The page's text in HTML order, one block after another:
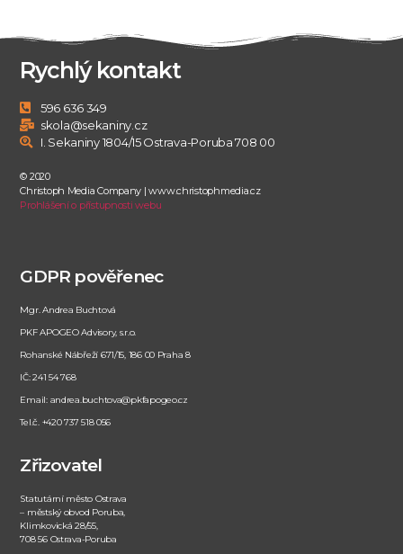
Rychlý kontakt
596 636 349
skola@sekaniny.cz
I. Sekaniny 1804/15 Ostrava-Poruba 708 00
© 2020
Christoph Media Company | www.christophmedia.cz
Prohlášení o přístupnosti webu
GDPR pověřenec
Mgr. Andrea Buchtová
PKF APOGEO Advisory, s.r.o.
Rohanské Nábřeží 671/15, 186 00 Praha 8
IČ: 241 54 768
Email: andrea.buchtova@pkfapogeo.cz
Tel.č. +420 737 518 056
Zřizovatel
Statutární město Ostrava
– městský obvod Poruba,
Klimkovická 28/55,
708 56 Ostrava-Poruba